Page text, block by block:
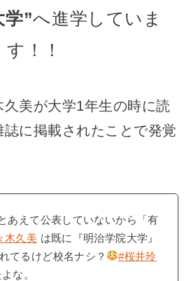
学”へ進学していま
す！！
美が大学1年生の時に読
に掲載されたことで発覚
あえて公表していないから「有
木久美 は既に『明治学院大学』
てるけど校名ナシ？
#桜井玲
な。